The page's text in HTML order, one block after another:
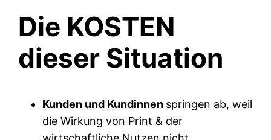
Die KOSTEN
dieser Situation
Kunden und Kundinnen springen ab, weil
die Wirkung von Print & der